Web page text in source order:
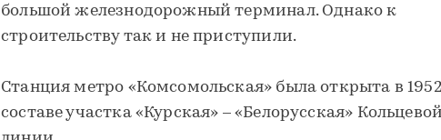
большой железнодорожный терминал. Однако к
строительству так и не приступили.
Станция метро «Комсомольская» была открыта в
составе участка «Курская» – «Белорусская»